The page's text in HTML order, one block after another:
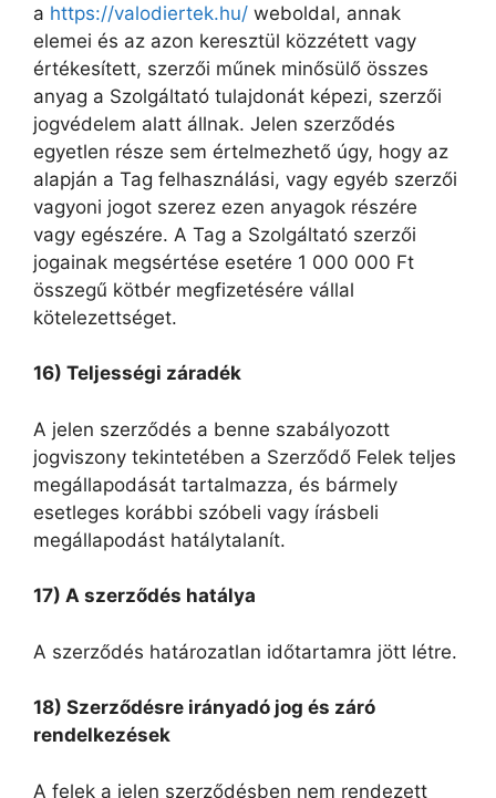
a https://valodiertek.hu/ weboldal, annak
elemei és az azon keresztül közzétett vagy
értékesített, szerzői műnek minősülő összes
anyag a Szolgáltató tulajdonát képezi, szerzői
jogvédelem alatt állnak. Jelen szerződés
egyetlen része sem értelmezhető úgy, hogy az
alapján a Tag felhasználási, vagy egyéb szerzői
vagyoni jogot szerez ezen anyagok részére
vagy egészére. A Tag a Szolgáltató szerzői
jogainak megsértése esetére 1 000 000 Ft
összegű kötbér megfizetésére vállal
kötelezettséget.
16) Teljességi záradék
A jelen szerződés a benne szabályozott
jogviszony tekintetében a Szerződő Felek teljes
megállapodását tartalmazza, és bármely
esetleges korábbi szóbeli vagy írásbeli
megállapodást hatálytalanít.
17) A szerződés hatálya
A szerződés határozatlan időtartamra jött létre.
18) Szerződésre irányadó jog és záró
rendelkezések
A felek a jelen szerződésben nem rendezett